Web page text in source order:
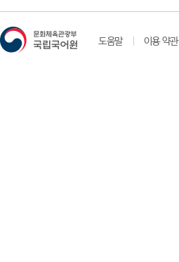
도움말 이용 약관